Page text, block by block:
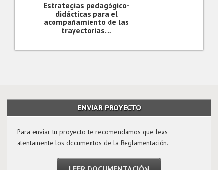
Estrategias pedagógico-
didácticas para el
acompañamiento de las
trayectorias…
ENVIAR PROYECTO
Para enviar tu proyecto te recomendamos que leas
atentamente los documentos de la Reglamentación.